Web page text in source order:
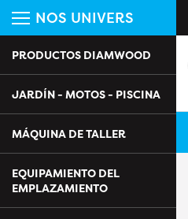
NOS UNIVERS
PRODUCTOS DIAMWOOD
JARDÍN - MOTOS - PISCINA
MÁQUINA DE TALLER
EQUIPAMIENTO DEL
EMPLAZAMIENTO